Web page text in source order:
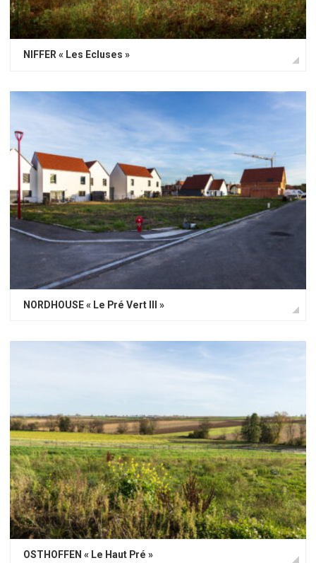
NIFFER « Les Ecluses »
NORDHOUSE « Le Pré Vert III »
OSTHOFFEN « Le Haut Pré »